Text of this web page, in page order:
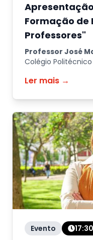
Formação de
Professores"
Professor José
Colégio Politécnico
Ler mais →
Evento 17:30